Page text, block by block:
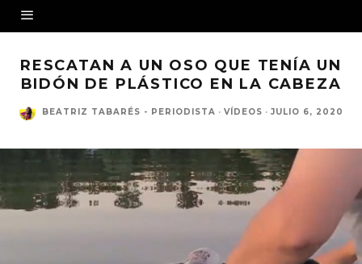
RESCATAN A UN OSO QUE TENÍA UN
BIDÓN DE PLÁSTICO EN LA CABEZA
BEATRIZ TABARÉS - PERIODISTA · VÍDEOS · JULIO 6, 2020